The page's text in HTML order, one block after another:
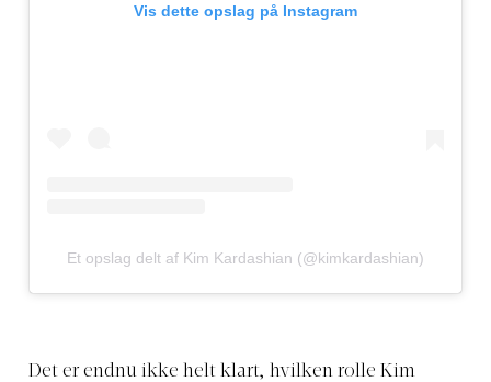
Vis dette opslag på Instagram
Et opslag delt af Kim Kardashian (@kimkardashian)
Det er endnu ikke helt klart, hvilken rolle Kim